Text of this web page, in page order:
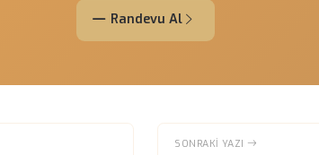
sonrası daha sağlıklı bir yaşam
olduğu gibi, revizyon rinoplasti sonrası da
oynar. Sonuç olarak, eğri burun probleminiz